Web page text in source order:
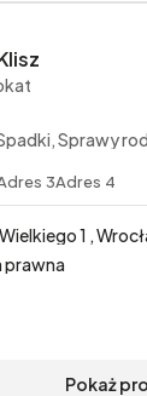
Sprawy rodzinne,
3Adres 4
1 ,
prawna
Pokaż